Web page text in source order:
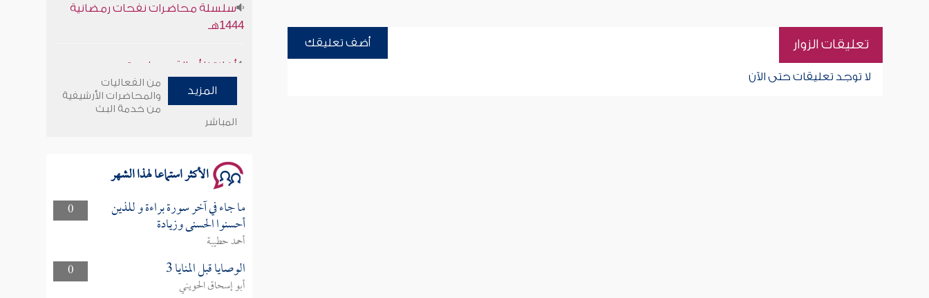
تعليقات الزوار أضف تعليقك
لا توجد تعليقات حتى الآن
1444هـ
وأمنهم من خوف 9
سلسلة محاضرات نفحات رمضانية
المزيد
من الفعاليات
والمحاضرات الأرشيفية
من خدمة البث
المباشر
الأكثر استماعا لهذا الشهر
0 ما جاء في آخر سورة براءة و للذين
أحسنوا الحسنى وزيادة
أحمد حطيبة
0
الوصايا قبل المنايا 3
أبو إسحاق الحويني